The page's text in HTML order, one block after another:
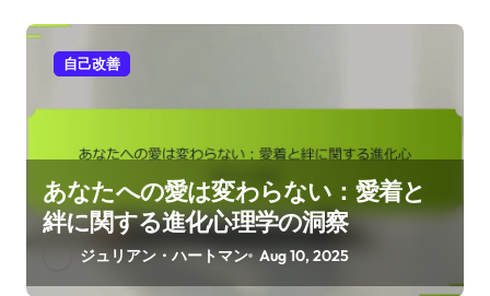
自己改善
あなたへの愛は変わらない：愛着と
絆に関する進化心理学の洞察
ジュリアン・ハートマン Aug 10, 2025